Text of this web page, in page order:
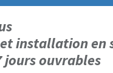
installation en
jours ouvrables